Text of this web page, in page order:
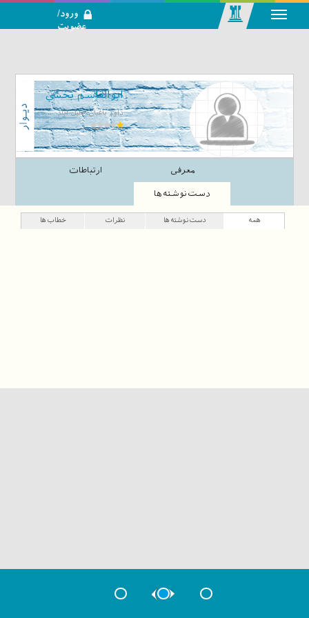
تحلیلی بازار
سرمایه
ورود/
عضویت
ابوالقاسم بخشی
داود باغبان خلیل آباد
معرفی ارتباطات
دست‌نوشته‌ها
همه دست‌نوشته‌ها نظرات خطاب‌ها